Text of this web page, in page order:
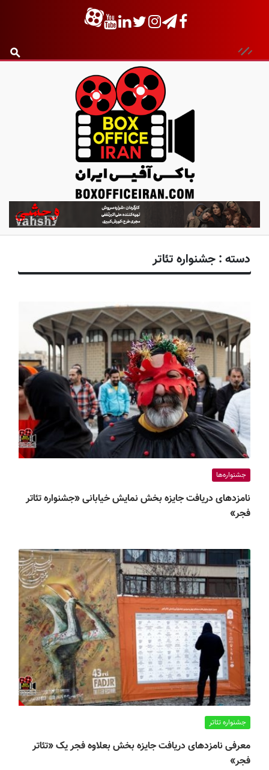
ب
ا
ک
آ
ف
س
ا
ی
ر
ا
ن
دسته :جشنواره تئاتر
جشنواره‌ها
نامزدهای دریافت جایزه بخش نمایش خیابانی «جشنواره تئاتر
فجر»
جشنواره تئاتر
معرفی نامزدهای دریافت جایزه بخش ‌بعلاوه فجر یک «تئاتر
فجر»